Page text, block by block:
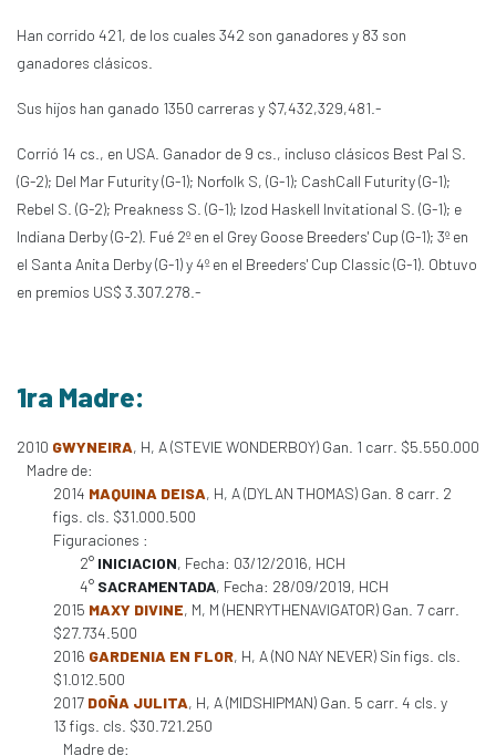
Han corrido 421, de los cuales 342 son ganadores y 83 son
ganadores clásicos.
Sus hijos han ganado 1350 carreras y $7,432,329,481.-
Corrió 14 cs., en USA. Ganador de 9 cs., incluso clásicos Best Pal S.
(G-2); Del Mar Futurity (G-1); Norfolk S, (G-1); CashCall Futurity (G-1);
Rebel S. (G-2); Preakness S. (G-1); Izod Haskell Invitational S. (G-1); e
Indiana Derby (G-2). Fué 2º en el Grey Goose Breeders' Cup (G-1); 3º en
el Santa Anita Derby (G-1) y 4º en el Breeders' Cup Classic (G-1). Obtuvo
en premios US$ 3.307.278.-
1ra Madre:
2010 GWYNEIRA, H, A (STEVIE WONDERBOY) Gan. 1 carr. $5.550.000
Madre de:
2014 MAQUINA DEISA, H, A (DYLAN THOMAS) Gan. 8 carr. 2
figs. cls. $31.000.500
Figuraciones :
2° INICIACION, Fecha: 03/12/2016, HCH
4° SACRAMENTADA, Fecha: 28/09/2019, HCH
2015 MAXY DIVINE, M, M (HENRYTHENAVIGATOR) Gan. 7 carr.
$27.734.500
2016 GARDENIA EN FLOR, H, A (NO NAY NEVER) Sin figs. cls.
$1.012.500
2017 DOÑA JULITA, H, A (MIDSHIPMAN) Gan. 5 carr. 4 cls. y
13 figs. cls. $30.721.250
Madre de: